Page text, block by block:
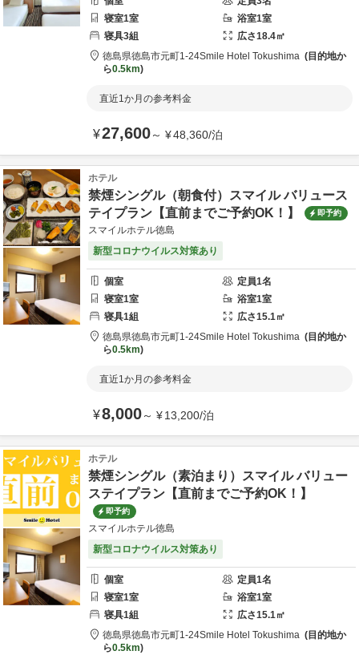
寝室1室 浴室1室
寝具3組 広さ18.4㎡
徳島県徳島市元町1-24Smile Hotel Tokushima
目的地か
ら0.5km
直近1か月の参考料金
¥27,600～ ¥48,360/泊
ホテル
禁煙シングル（朝食付）スマイル バリュース
テイプラン【直前までご予約OK！】
即予約
スマイルホテル徳島
新型コロナウイルス対策あり
個室 定員1名
寝室1室 浴室1室
寝具1組 広さ15.1㎡
徳島県徳島市元町1-24Smile Hotel Tokushima
目的地か
ら0.5km
直近1か月の参考料金
¥8,000～ ¥13,200/泊
ホテル
禁煙シングル（素泊まり）スマイル バリュー
ステイプラン【直前までご予約OK！】
即予約
スマイルホテル徳島
新型コロナウイルス対策あり
個室 定員1名
寝室1室 浴室1室
寝具1組 広さ15.1㎡
徳島県徳島市元町1-24Smile Hotel Tokushima
目的地か
ら0.5km